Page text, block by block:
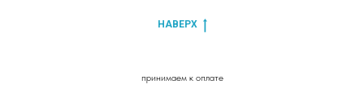
НАВЕРХ
принимаем к оплате